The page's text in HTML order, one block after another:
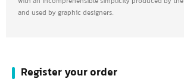
and used by graphic designers.
Register your order